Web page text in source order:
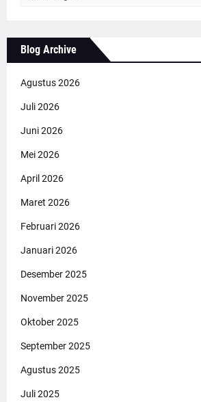
Blog Archive
Agustus 2026
Juli 2026
Juni 2026
Mei 2026
April 2026
Maret 2026
Februari 2026
Januari 2026
Desember 2025
November 2025
Oktober 2025
September 2025
Agustus 2025
Juli 2025